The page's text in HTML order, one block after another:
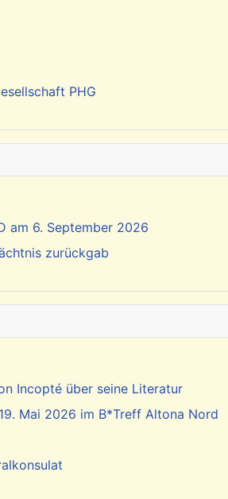
PHG
am 6. September 2026
zurückgab
Incopté über seine Literatur
Mai 2026 im B*Treff Altona Nord